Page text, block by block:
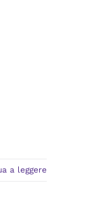
a leggere